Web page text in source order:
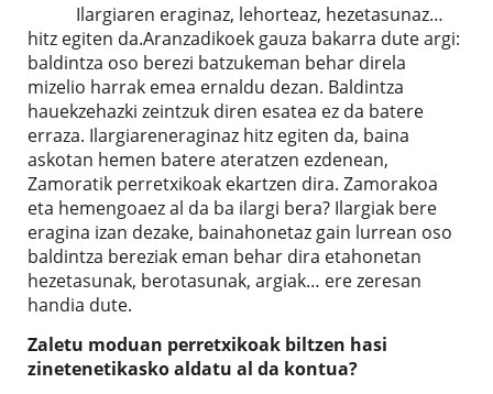
Ilargiaren eraginaz, lehorteaz, hezetasunaz…
hitz egiten da.Aranzadikoek gauza bakarra dute argi:
baldintza oso berezi batzukeman behar direla
mizelio harrak emea ernaldu dezan. Baldintza
hauekzehazki zeintzuk diren esatea ez da batere
erraza. Ilargiareneraginaz hitz egiten da, baina
askotan hemen batere ateratzen ezdenean,
Zamoratik perretxikoak ekartzen dira. Zamorakoa
eta hemengoaez al da ba ilargi bera? Ilargiak bere
eragina izan dezake, bainahonetaz gain lurrean oso
baldintza bereziak eman behar dira etahonetan
hezetasunak, berotasunak, argiak… ere zeresan
handia dute.
Zaletu moduan perretxikoak biltzen hasi
zinetenetikasko aldatu al da kontua?